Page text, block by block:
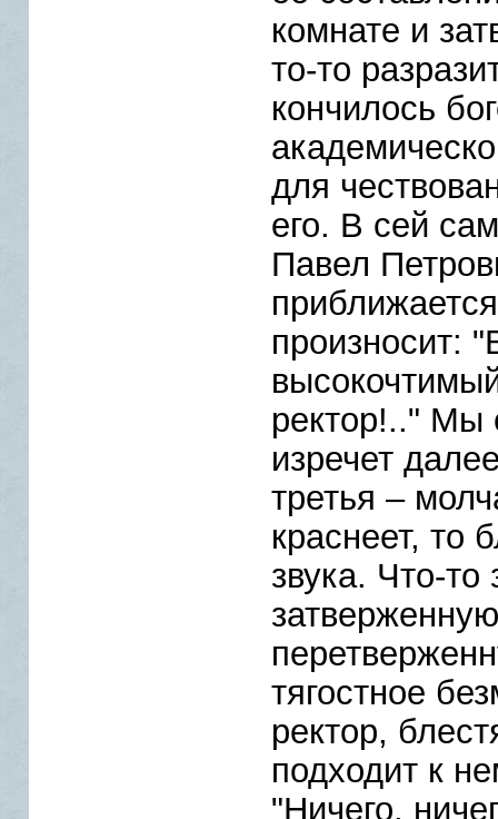
комнате и
то-то
кончилось
для
его. В сей
Павел
произносит:
ректор!.." Мы
изречет
третья –
краснеет, то
звука. Что-то
тягостное
ректор,
подходит к
"Ничего,